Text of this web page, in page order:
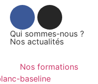
Qui sommes-nous ?
Nos actualités
Nos formations